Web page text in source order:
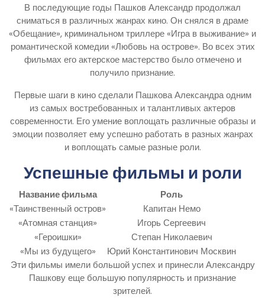
В последующие годы Пашков Александр продолжал
сниматься в различных жанрах кино. Он снялся в драме
«Обещание», криминальном триллере «Игра в выживание» и
романтической комедии «Любовь на острове». Во всех этих
фильмах его актерское мастерство было отмечено и
получило признание.
Первые шаги в кино сделали Пашкова Александра одним
из самых востребованных и талантливых актеров
современности. Его умение воплощать различные образы и
эмоции позволяет ему успешно работать в разных жанрах
и воплощать самые разные роли.
Успешные фильмы и роли
Название фильма
Роль
«Таинственный остров»
Капитан Немо
«Атомная станция»
Игорь Сергеевич
«Героишки»
Степан Николаевич
«Мы из будущего»
Юрий Константинович Москвин
Эти фильмы имели большой успех и принесли Александру
Пашкову еще большую популярность и признание
зрителей.